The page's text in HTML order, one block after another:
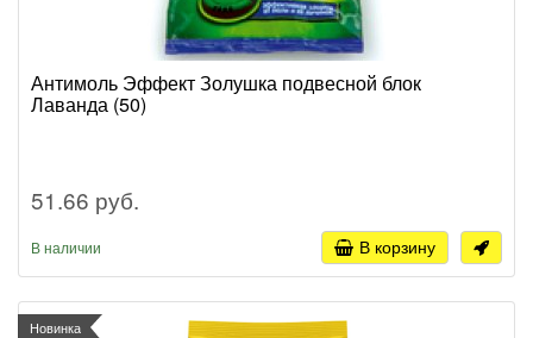
Антимоль Эффект Золушка подвесной блок
Лаванда (50)
51.66 руб.
В наличии В корзину
Новинка